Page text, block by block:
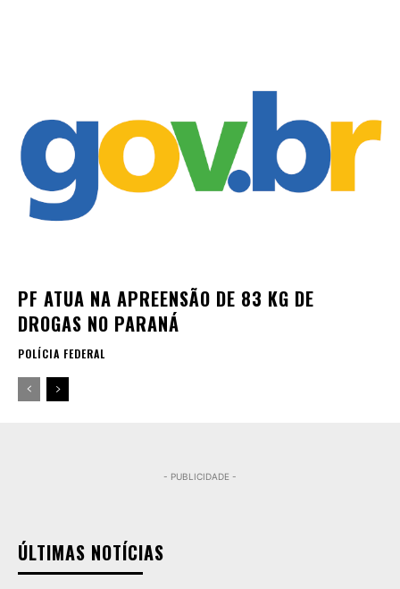
PF ATUA NA APREENSÃO DE 83 KG DE
DROGAS NO PARANÁ
POLÍCIA FEDERAL
- PUBLICIDADE -
ÚLTIMAS NOTÍCIAS